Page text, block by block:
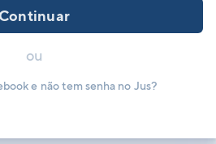
ou
e não tem senha no Jus?